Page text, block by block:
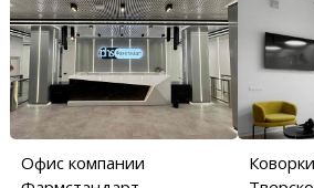
Офис компании